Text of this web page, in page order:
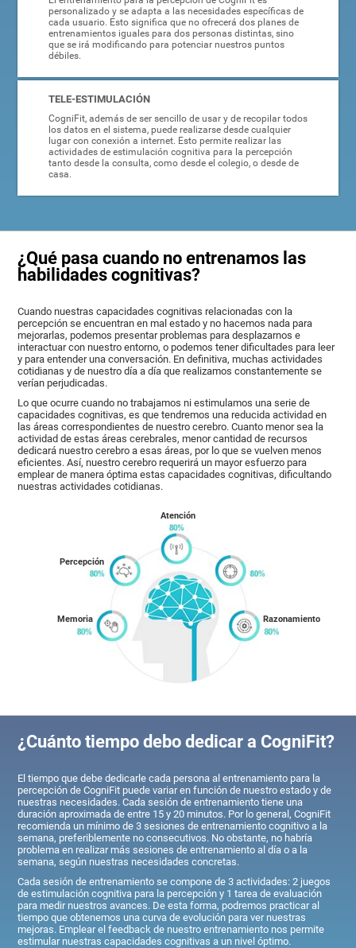
personalizado y se adapta a las necesidades específicas de
cada usuario. Esto significa que no ofrecerá dos planes de
entrenamientos iguales para dos personas distintas, sino
que se irá modificando para potenciar nuestros puntos
débiles.
TELE-ESTIMULACIÓN
CogniFit, además de ser sencillo de usar y de recopilar todos
los datos en el sistema, puede realizarse desde cualquier
lugar con conexión a internet. Esto permite realizar las
actividades de estimulación cognitiva para la percepción
tanto desde la consulta, como desde el colegio, o desde de
casa.
¿Qué pasa cuando no entrenamos las
habilidades cognitivas?
Cuando nuestras capacidades cognitivas relacionadas con la
percepción se encuentran en mal estado y no hacemos nada para
mejorarlas, podemos presentar problemas para desplazarnos e
interactuar con nuestro entorno, o podemos tener dificultades para leer
y para entender una conversación. En definitiva, muchas actividades
cotidianas y de nuestro día a día que realizamos constantemente se
verían perjudicadas.
Lo que ocurre cuando no trabajamos ni estimulamos una serie de
capacidades cognitivas, es que tendremos una reducida actividad en
las áreas correspondientes de nuestro cerebro. Cuanto menor sea la
actividad de estas áreas cerebrales, menor cantidad de recursos
dedicará nuestro cerebro a esas áreas, por lo que se vuelven menos
eficientes. Así, nuestro cerebro requerirá un mayor esfuerzo para
emplear de manera óptima estas capacidades cognitivas, dificultando
nuestras actividades cotidianas.
Memoria
Percepción
Atención
Razonamiento
¿Cuánto tiempo debo dedicar a CogniFit?
El tiempo que debe dedicarle cada persona al entrenamiento para la
percepción de CogniFit puede variar en función de nuestro estado y de
nuestras necesidades. Cada sesión de entrenamiento tiene una
duración aproximada de entre 15 y 20 minutos. Por lo general, CogniFit
recomienda un mínimo de 3 sesiones de entrenamiento cognitivo a la
semana, preferiblemente no consecutivos. No obstante, no habría
problema en realizar más sesiones de entrenamiento al día o a la
semana, según nuestras necesidades concretas.
Cada sesión de entrenamiento se compone de 3 actividades: 2 juegos
de estimulación cognitiva para la percepción y 1 tarea de evaluación
para medir nuestros avances. De esta forma, podremos practicar al
tiempo que obtenemos una curva de evolución para ver nuestras
mejoras. Emplear el feedback de nuestro entrenamiento nos permite
estimular nuestras capacidades cognitivas a un nivel óptimo.